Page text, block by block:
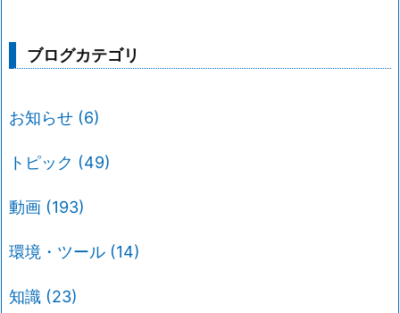
ブログカテゴリ
お知らせ (6)
トピック (49)
動画 (193)
環境・ツール (14)
知識 (23)